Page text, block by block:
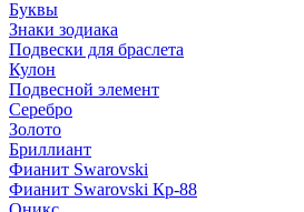
Буквы
Знаки зодиака
Подвески для браслета
Кулон
Подвесной элемент
Серебро
Золото
Бриллиант
Фианит Swarovski
Фианит Swarovski Кр-88